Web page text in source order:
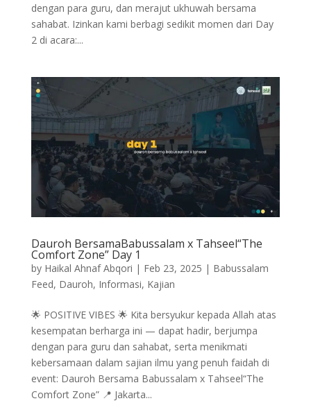
dengan para guru, dan merajut ukhuwah bersama
sahabat. Izinkan kami berbagi sedikit momen dari Day
2 di acara:...
Dauroh BersamaBabussalam x Tahseel“The
Comfort Zone” Day 1
by Haikal Ahnaf Abqori | Feb 23, 2025 | Babussalam
Feed, Dauroh, Informasi, Kajian
🌟 POSITIVE VIBES 🌟 Kita bersyukur kepada Allah atas
kesempatan berharga ini — dapat hadir, berjumpa
dengan para guru dan sahabat, serta menikmati
kebersamaan dalam sajian ilmu yang penuh faidah di
event: Dauroh Bersama Babussalam x Tahseel“The
Comfort Zone” 📍 Jakarta...